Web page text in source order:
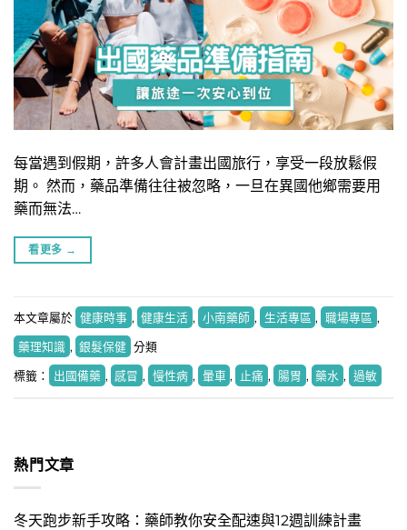
每當遇到假期，許多人會計畫出國旅行，享受一段放鬆假
期。 然而，藥品準備往往被忽略，一旦在異國他鄉需要用
藥而無法…
看更多 →
本文章屬於 健康時事 , 健康生活 , 小南藥師 , 生活專區 , 職場專區 ,
藥理知識 , 銀髮保健 分類
標籤： 出國備藥 , 感冒 , 慢性病 , 暈車 , 止痛 , 腸胃 , 藥水 , 過敏
熱門文章
冬天跑步新手攻略：藥師教你安全配速與12週訓練計畫